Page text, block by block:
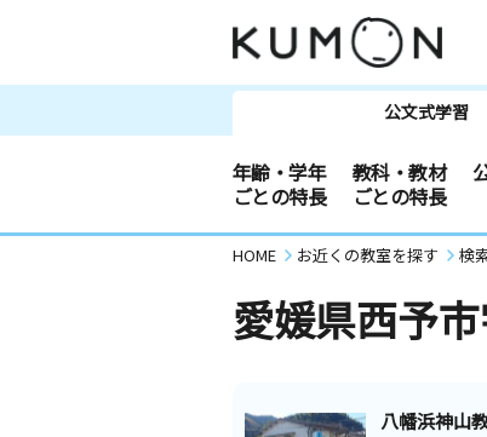
公文式学習
年齢・学年
ごとの特長
教科・教材
ごとの特長
HOME お近くの教室を探す 検
愛媛県西予
八幡浜神山